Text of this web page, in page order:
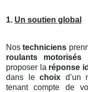
1. Un soutien global
Nostechniciens
roulants motorisés
proposer la réponse
dans le choix d’un
tenant compte de